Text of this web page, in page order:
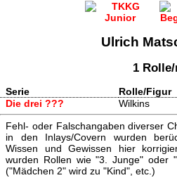
Ulrich
1
Serie Rolle/Figur
Die drei ???
Wilkins
Fehl- oder Falschangaben diverser
in den Inlays/Covern wurden
Wissen und Gewissen hier
wurden Rollen wie "3. Junge" oder
("Mädchen 2" wird zu "Kind", etc.)